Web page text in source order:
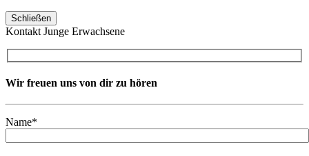
Schließen
Kontakt Junge Erwachsene
Wir freuen uns von dir zu hören
Name*